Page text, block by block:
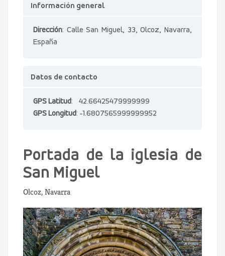
Información general
Dirección: Calle San Miguel, 33, Olcoz, Navarra,
España
Datos de contacto
GPS Latitud: 42.66425479999999
GPS Longitud: -1.6807565999999952
Portada de la iglesia de
San Miguel
Olcoz, Navarra